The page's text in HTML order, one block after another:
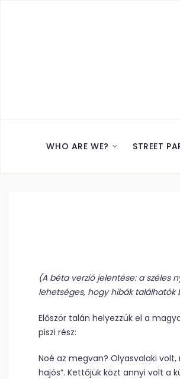
WHO ARE WE? STREET
(A béta verzió jelentése: a széles
lehetséges, hogy hibák találhatók
Először talán helyezzük el a
piszi rész:
Noé az megvan? Olyasvalaki
hajós”. Kettőjük közt annyi volt a